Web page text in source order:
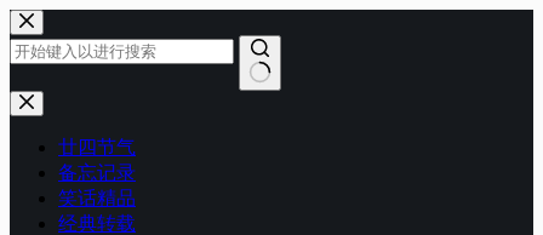
跳
至
内
容
无
廿四节气
备忘记录
笑话精品
经典转载